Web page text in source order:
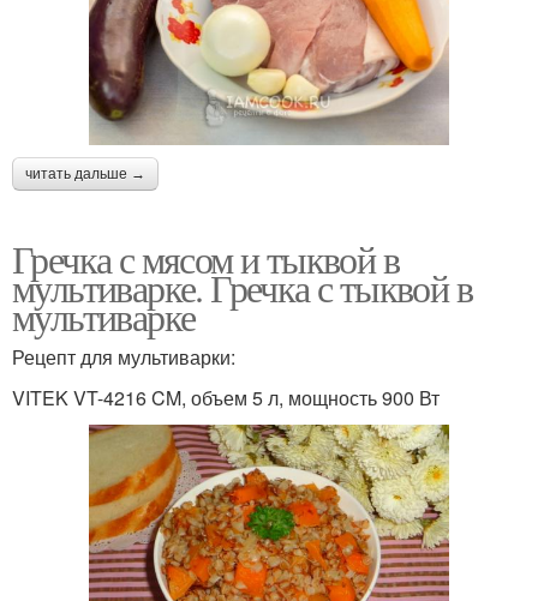
читать дальше →
Гречка с мясом и тыквой в
мультиварке. Гречка с тыквой в
мультиварке
Рецепт для мультиварки:
VITEK VT-4216 CM, объем 5 л, мощность 900 Вт